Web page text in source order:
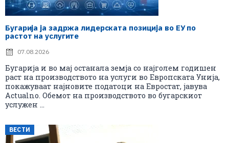
Бугарија ја задржа лидерската позиција во ЕУ по
растот на услугите
07.08.2026
Бугарија и во мај останала земја со најголем годишен
раст на производството на услуги во Европската Унија,
покажуваат најновите податоци на Евростат, јавува
Actualno. Обемот на производството во бугарскиот
услужен ...
ВЕСТИ